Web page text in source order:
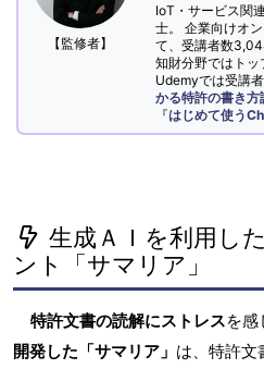
【監修者】
IoT・サービス関
士。 企業向けオ
て、受講者数
知財分野ではトッ
Udemyでは受講
かる特許の書き方
『はじめて使う
生成ＡＩを利用し
ント「サマリア」
特許文書の読解にストレスを感
開発した「サマリア」 は、特許文